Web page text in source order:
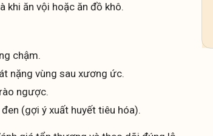
khi ăn vội hoặc ăn đồ khô.
chậm.
nặng vùng sau xương ức.
ngược.
(gợi ý xuất huyết tiêu hóa).